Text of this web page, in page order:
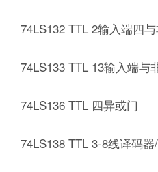
74LS132 TTL 2输入端四
74LS133 TTL 13输入端与
74LS136 TTL 四异或门
74LS138 TTL 3-8线译码